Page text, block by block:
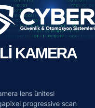
KAMERA
lens ünitesi
progressive scan